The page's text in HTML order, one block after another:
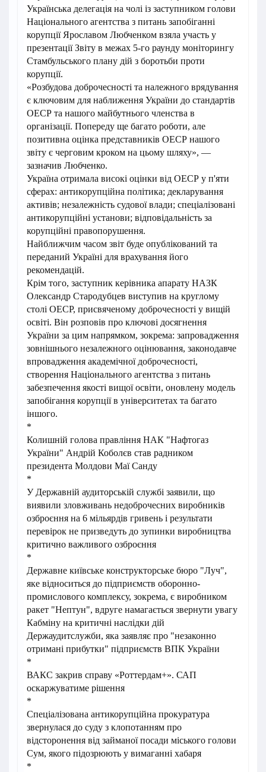
Українська делегація на чолі із заступником голови
Національного агентства з питань запобіганні
корупції Ярославом Любченком взяла участь у
презентації Звіту в межах 5-го раунду моніторингу
Стамбульського плану дій з боротьби проти
корупції.
«Розбудова доброчесності та належного врядування
є ключовим для наближення України до стандартів
ОЕСР та нашого майбутнього членства в
організації. Попереду ще багато роботи, але
позитивна оцінка представників ОЕСР нашого
звіту є черговим кроком на цьому шляху», —
зазначив Любченко.
Україна отримала високі оцінки від ОЕСР у п'яти
сферах: антикорупційна політика; декларування
активів; незалежність судової влади; спеціалізовані
антикорупційні установи; відповідальність за
корупційні правопорушення.
Найближчим часом звіт буде опублікований та
переданий Україні для врахування його
рекомендацій.
Крім того, заступник керівника апарату НАЗК
Олександр Стародубцев виступив на круглому
столі ОЕСР, присвяченому доброчесності у вищій
освіті. Він розповів про ключові досягнення
України за цим напрямком, зокрема: запровадження
зовнішнього незалежного оцінювання, законодавче
впровадження академічної доброчесності,
створення Національного агентства з питань
забезпечення якості вищої освіти, оновлену модель
запобігання корупції в університетах та багато
іншого.
*
Колишній голова правління НАК "Нафтогаз
України" Андрій Коболєв став радником
президента Молдови Маї Санду
*
У Державній аудиторській службі заявили, що
виявили зловживань недоброчесних виробників
озброєння на 6 мільярдів гривень і результати
перевірок не призведуть до зупинки виробництва
критично важливого озброєння
*
Державне київське конструкторське бюро "Луч",
яке відноситься до підприємств оборонно-
промислового комплексу, зокрема, є виробником
ракет "Нептун", вдруге намагається звернути увагу
Кабміну на критичні наслідки дій
Держаудитслужби, яка заявляє про "незаконно
отримані прибутки" підприємств ВПК України
*
ВАКС закрив справу «Роттердам+». САП
оскаржуватиме рішення
*
Спеціалізована антикорупційна прокуратура
звернулася до суду з клопотанням про
відсторонення від займаної посади міського голови
Сум, якого підозрюють у вимаганні хабаря
*